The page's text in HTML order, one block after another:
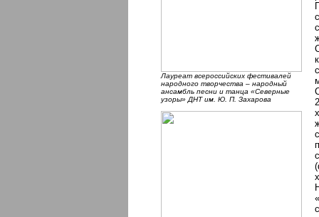
Лауреат всероссийских фестивалей
народного творчества – народный
ансамбль песни и танца «Северные
узоры» ДНТ им. Ю. П. Захарова